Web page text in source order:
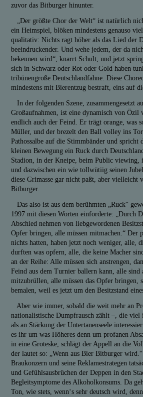
zuvor das Bitburger hinunter.
„Der größte Chor der Welt“ ist natürlich
ein Heimspiel, blöken mindestens genauso
qualitativ: Nichts ragt höher als das Lied der
beeindruckender. Und wehe jedem, der da
bekennen wird“, knarrt Schult, und jetzt
sich in Schwarz oder Rot oder Gold haben
tribünengroße Deutschlandfahne. Diese
mindestens mit Bierentzug bestraft, eins auf
In der folgenden Szene, zusammengesetzt
Großaufnahmen, ist eine dynamisch von Özil
endlich auch der Feind. Er trägt orange, was
Müller, und der brezelt den Ball volley ins
Pathossalbe auf die Stimmbänder und spricht
kleinen Bewegung ein Ruck durch
Stadion, in der Kneipe, beim Public viewing,
und dazwischen ein wie tollwütiig seinen
diese Grimasse gar nicht paßt, aber vielleicht
Bitburger.
Das also ist aus dem berühmten „Ruck“
1997 mit diesen Worten einforderte: „Durch
Abschied nehmen von liebgewordenen
Opfer bringen, alle müssen mitmachen.“ Der
nichts hatten, haben jetzt noch weniger, alle,
durften was opfern, alle, die keine Macher
an der Reihe: Alle müssen sich anstrengen,
Feind aus dem Turnier ballern kann, alle sind
mitzubrüllen, alle müssen das Opfer bringen,
bemalen, weil es jetzt um den Besitzstand
Aber wie immer, sobald die weit mehr an
nationalistische Dumpfrausch zählt –, die
als an Stärkung der Untertanenseele
es ihr um was Höheres denn um profanen
in eine Groteske, schlägt der Appell an die
der lautet so: „Wenn aus Bier Bitburger
Braukonzern und seine Reklamestrategen
und Gefühlsausbrüchen der Deppen in den
Begleitsymptome des Alkoholkonsums. Da
Ton, wie stets, wenn‘s sehr deutsch wird,